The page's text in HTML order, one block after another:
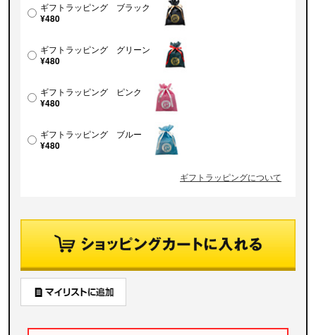
ギフトラッピング ブラック
¥480
ギフトラッピング グリーン
¥480
ギフトラッピング ピンク
¥480
ギフトラッピング ブルー
¥480
ギフトラッピングについて